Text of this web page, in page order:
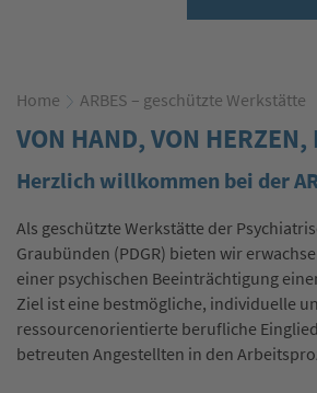
Home ARBES – geschützte Werkstätte
VON HAND, VON HERZEN,
Herzlich willkommen bei der
Als geschützte Werkstätte der
Graubünden (PDGR) bieten wir
einer psychischen Beeinträchtigung
Ziel ist eine bestmögliche, individuelle
ressourcenorientierte berufliche
betreuten Angestellten in den